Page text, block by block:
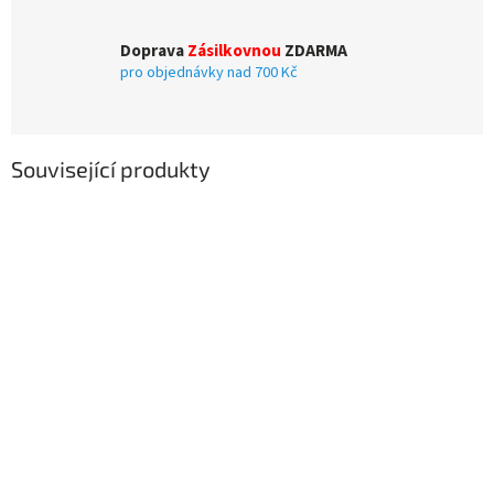
DopravaZásilkovnou ZDARMA
pro objednávky nad 700 Kč
Související produkty